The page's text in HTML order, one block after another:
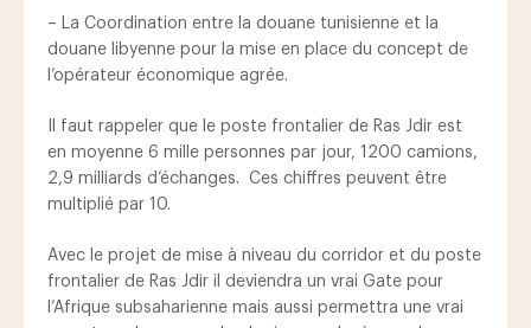
– La Coordination entre la douane tunisienne et la
douane libyenne pour la mise en place du concept de
l’opérateur économique agrée.
Il faut rappeler que le poste frontalier de Ras Jdir est
en moyenne 6 mille personnes par jour, 1200 camions,
2,9 milliards d’échanges. Ces chiffres peuvent être
multiplié par 10.
Avec le projet de mise à niveau du corridor et du poste
frontalier de Ras Jdir il deviendra un vrai Gate pour
l’Afrique subsaharienne mais aussi permettra une vrai